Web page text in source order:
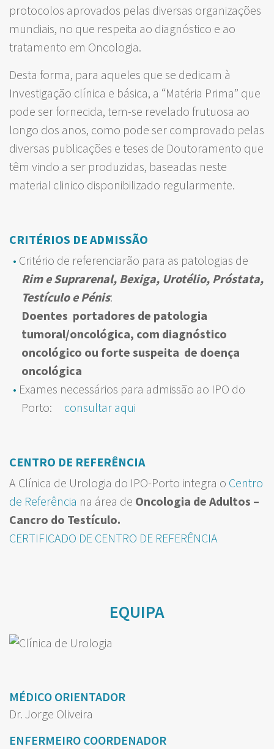
protocolos aprovados pelas diversas organizações
mundiais, no que respeita ao diagnóstico e ao
tratamento em Oncologia.
Desta forma, para aqueles que se dedicam à
Investigação clínica e básica, a “Matéria Prima” que
pode ser fornecida, tem-se revelado frutuosa ao
longo dos anos, como pode ser comprovado pelas
diversas publicações e teses de Doutoramento que
têm vindo a ser produzidas, baseadas neste
material clinico disponibilizado regularmente.
CRITÉRIOS DE ADMISSÃO
Critério de referenciarão para as patologias de
Rim e Suprarenal, Bexiga, Urotélio, Próstata,
Testículo e Pénis:
Doentes portadores de patologia
tumoral/oncológica, com diagnóstico
oncológico ou forte suspeita de doença
oncológica
Exames necessários para admissão ao IPO do
Porto:
consultar aqui
CENTRO DE REFERÊNCIA
A Clínica de Urologia do IPO-Porto integra o Centro
de Referência na área de Oncologia de Adultos –
Cancro do Testículo.
CERTIFICADO DE CENTRO DE REFERÊNCIA
EQUIPA
MÉDICO ORIENTADOR
Dr. Jorge Oliveira
ENFERMEIRO COORDENADOR